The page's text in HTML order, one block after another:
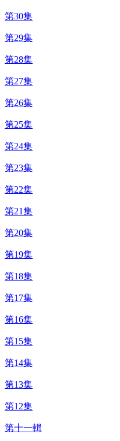
第30集
第29集
第28集
第27集
第26集
第25集
第24集
第23集
第22集
第21集
第20集
第19集
第18集
第17集
第16集
第15集
第14集
第13集
第12集
第十一輯